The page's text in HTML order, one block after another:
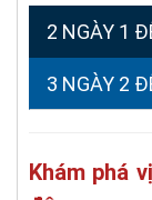
2 NGÀY 1
3 NGÀY 2
Khám phá